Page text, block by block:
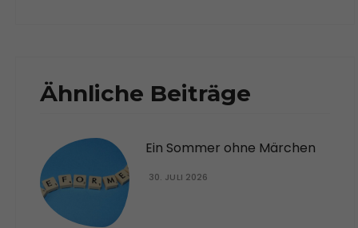
Ähnliche Beiträge
Ein Sommer ohne Märchen
30. JULI 2026